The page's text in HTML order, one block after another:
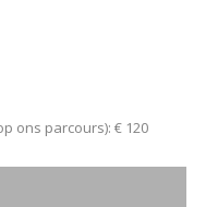
ons parcours): € 120